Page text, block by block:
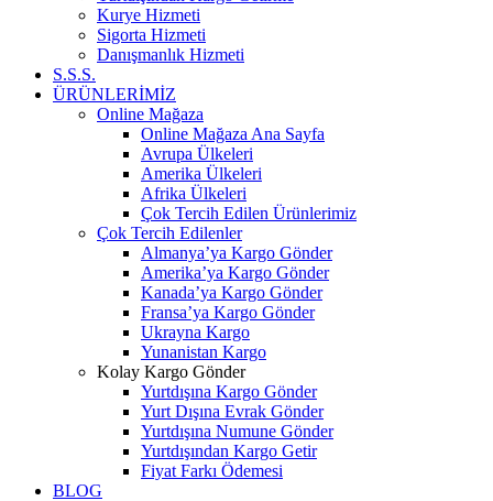
Kurye Hizmeti
Sigorta Hizmeti
Danışmanlık Hizmeti
S.S.S.
ÜRÜNLERİMİZ
Online Mağaza
Online Mağaza Ana Sayfa
Avrupa Ülkeleri
Amerika Ülkeleri
Afrika Ülkeleri
Çok Tercih Edilen Ürünlerimiz
Çok Tercih Edilenler
Almanya’ya Kargo Gönder
Amerika’ya Kargo Gönder
Kanada’ya Kargo Gönder
Fransa’ya Kargo Gönder
Ukrayna Kargo
Yunanistan Kargo
Kolay Kargo Gönder
Yurtdışına Kargo Gönder
Yurt Dışına Evrak Gönder
Yurtdışına Numune Gönder
Yurtdışından Kargo Getir
Fiyat Farkı Ödemesi
BLOG